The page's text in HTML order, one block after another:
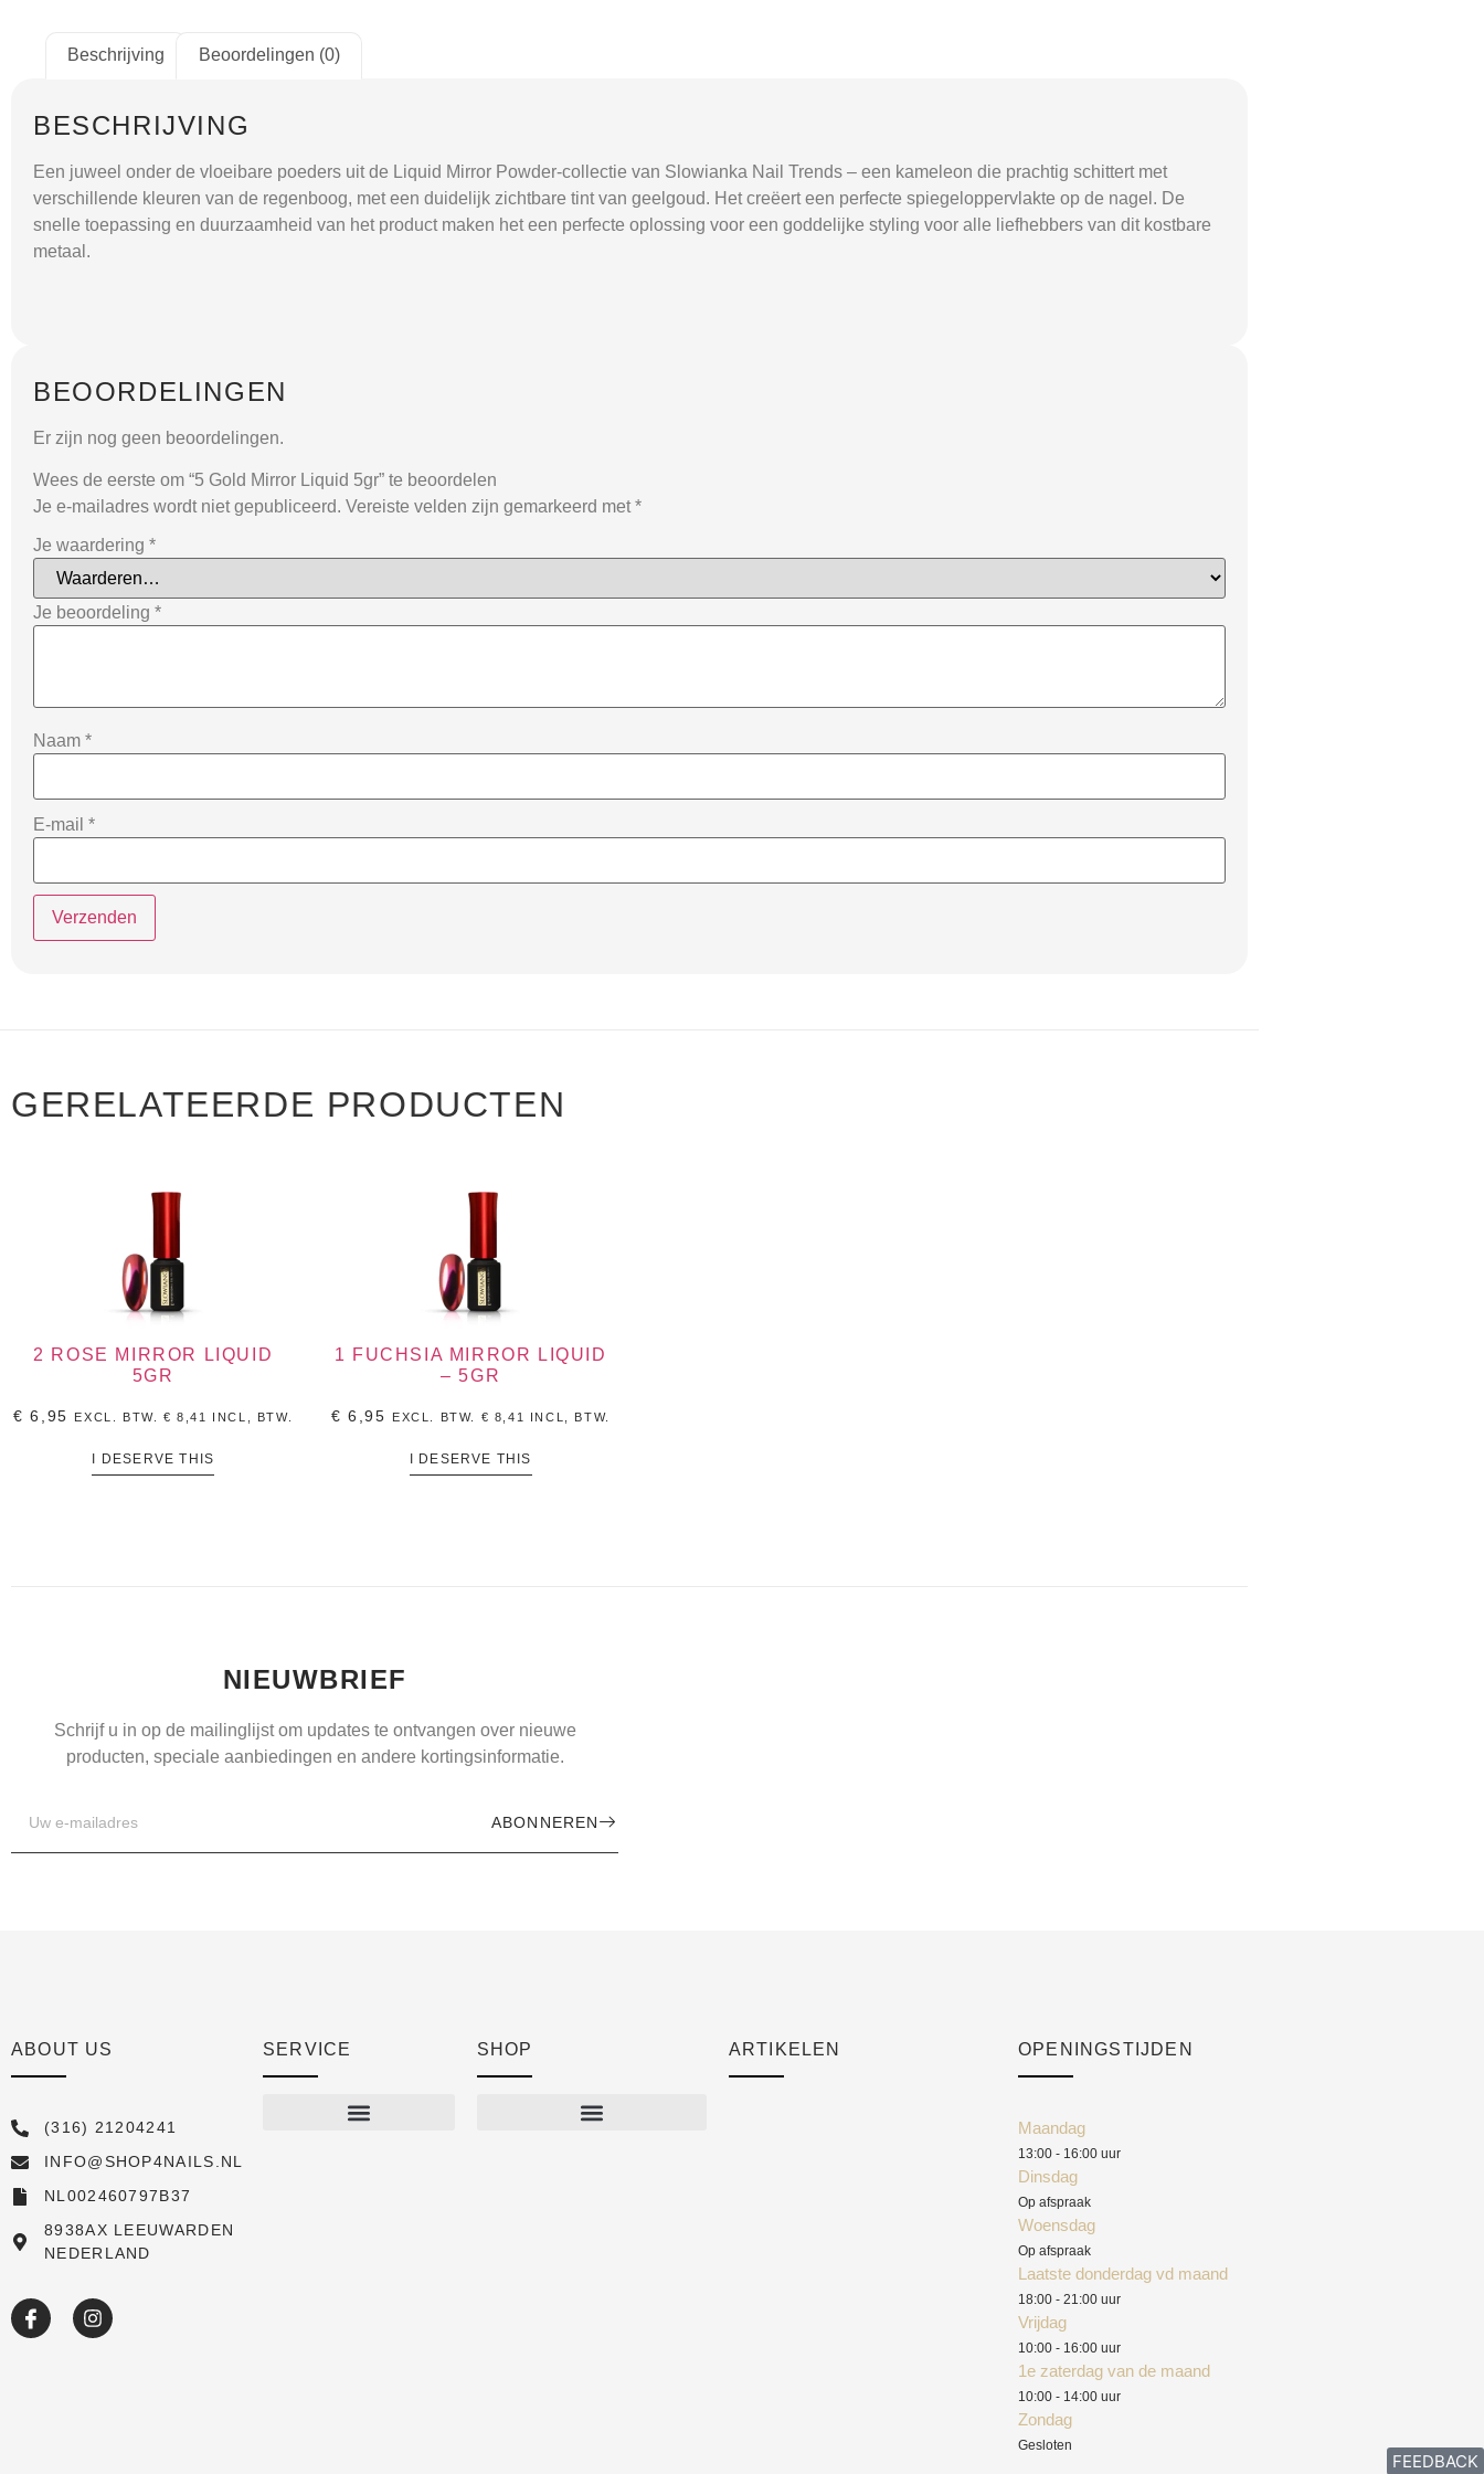
Beschrijving Beoordelingen (0)
BESCHRIJVING
Een juweel onder de vloeibare poeders uit de Liquid Mirror Powder-collectie van Slowianka Nail Trends – een kameleon die prachtig schittert met
verschillende kleuren van de regenboog, met een duidelijk zichtbare tint van geelgoud. Het creëert een perfecte spiegeloppervlakte op de nagel. De
snelle toepassing en duurzaamheid van het product maken het een perfecte oplossing voor een goddelijke styling voor alle liefhebbers van dit kostbare
metaal.
BEOORDELINGEN
Er zijn nog geen beoordelingen.
Wees de eerste om “5 Gold Mirror Liquid 5gr” te beoordelen
Je e-mailadres wordt niet gepubliceerd. Vereiste velden zijn gemarkeerd met *
Je waardering *
Je beoordeling *
Naam *
E-mail *
GERELATEERDE PRODUCTEN
2 ROSE MIRROR LIQUID
5GR
€ 6,95 EXCL. BTW.€ 8,41 INCL, BTW.
I DESERVE THIS
1 FUCHSIA MIRROR LIQUID
– 5GR
€ 6,95 EXCL. BTW. € 8,41 INCL, BTW.
I DESERVE THIS
NIEUWBRIEF
Schrijf u in op de mailinglijst om updates te ontvangen over nieuwe
producten, speciale aanbiedingen en andere kortingsinformatie.
ABONNEREN
ABOUT US
(316) 21204241
INFO@SHOP4NAILS.NL
NL002460797B37
8938AX LEEUWARDEN
NEDERLAND
SERVICE SHOP ARTIKELEN OPENINGSTIJDEN
Maandag
13:00 - 16:00 uur
Dinsdag
Op afspraak
Woensdag
Op afspraak
Laatste donderdag vd maand
18:00 - 21:00 uur
Vrijdag
10:00 - 16:00 uur
1e zaterdag van de maand
10:00 - 14:00 uur
Zondag
Gesloten
FEEDBACK